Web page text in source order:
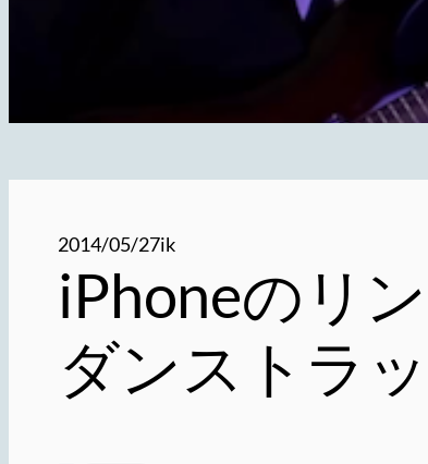
2014/05/27ik
iPhoneのリ
ダンストラ